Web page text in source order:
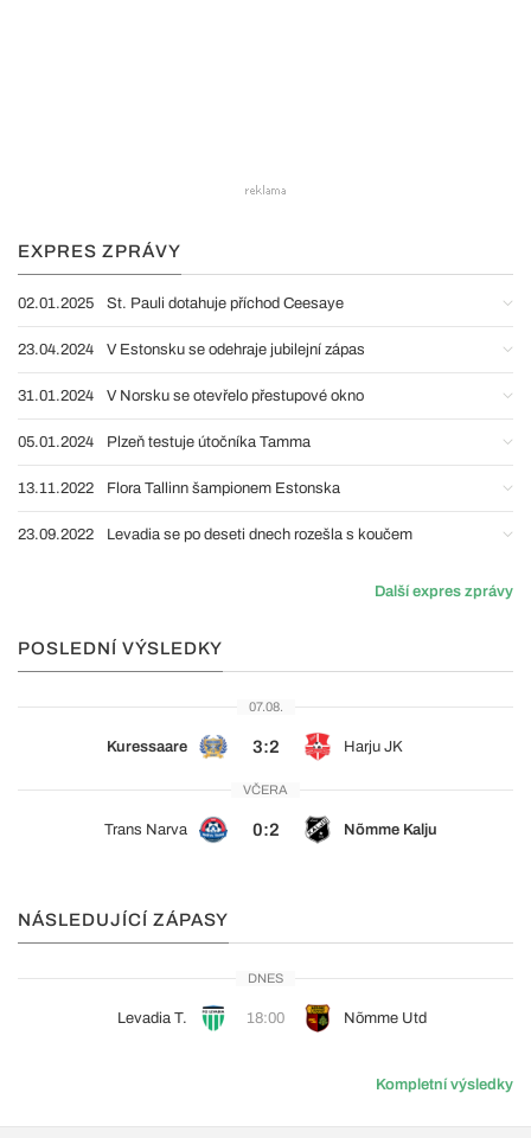
EXPRES ZPRÁVY
02.01.2025 St. Pauli dotahuje příchod Ceesaye
23.04.2024 V Estonsku se odehraje jubilejní zápas
31.01.2024 V Norsku se otevřelo přestupové okno
05.01.2024 Plzeň testuje útočníka Tamma
13.11.2022 Flora Tallinn šampionem Estonska
23.09.2022 Levadia se po deseti dnech rozešla s koučem
Další expres zprávy
POSLEDNÍ VÝSLEDKY
07.08.
Kuressaare 3:2 Harju JK
VČERA
Trans Narva 0:2 Nõmme Kalju
NÁSLEDUJÍCÍ ZÁPASY
DNES
Levadia T. 18:00 Nõmme Utd
Kompletní výsledky